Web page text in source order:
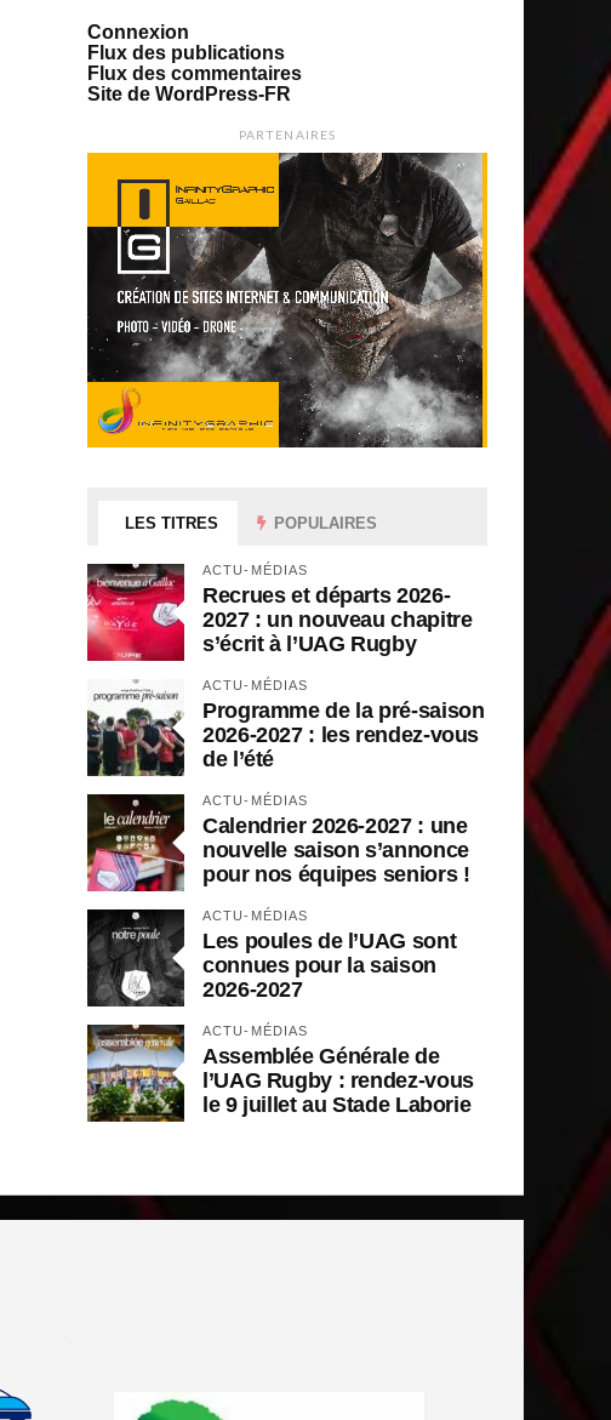
Connexion
Flux des publications
Flux des commentaires
Site de WordPress-FR
PARTENAIRES
LES TITRES POPULAIRES
ACTU-MÉDIAS
Recrues et départs 2026-
2027 : un nouveau chapitre
s’écrit à l’UAG Rugby
ACTU-MÉDIAS
Programme de la pré-saison
2026-2027 : les rendez-vous
de l’été
ACTU-MÉDIAS
Calendrier 2026-2027 : une
nouvelle saison s’annonce
pour nos équipes seniors !
ACTU-MÉDIAS
Les poules de l’UAG sont
connues pour la saison
2026-2027
ACTU-MÉDIAS
Assemblée Générale de
l’UAG Rugby : rendez-vous
le 9 juillet au Stade Laborie